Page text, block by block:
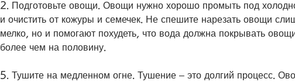
2. Подготовьте овощи. Овощи нужно хорошо промыть под
и очистить от кожуры и семечек. Не спешите нарезать овощи
мелко, но и помогают похудеть, что вода должна покрывать
более чем на половину.
5. Тушите на медленном огне. Тушение – это долгий процесс.